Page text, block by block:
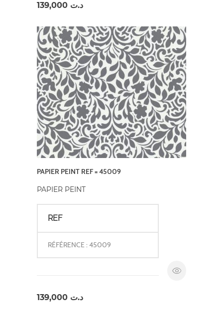
د.ت
PAPIER PEINT REF = 45009
PAPIER PEINT
REF
RÉFÉRENCE : 45009
د.ت